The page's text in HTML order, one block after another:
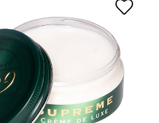
de lujo para
y de
de color.